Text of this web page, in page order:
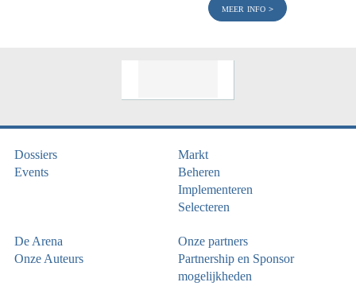
meer info
Dossiers
Events
Markt
Beheren
Implementeren
Selecteren
De Arena
Onze Auteurs
Onze partners
Partnership en Sponsor
mogelijkheden